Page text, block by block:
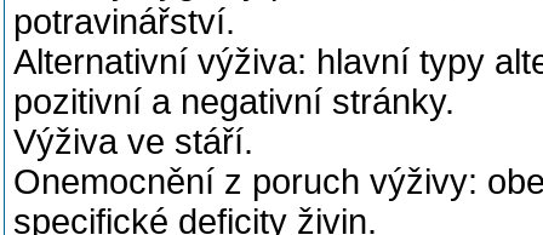
potravinářství.
Alternativní výživa: hlavní typy
pozitivní a negativní stránky.
Výživa ve stáří.
Onemocnění z poruch výživy:
specifické deficity živin.